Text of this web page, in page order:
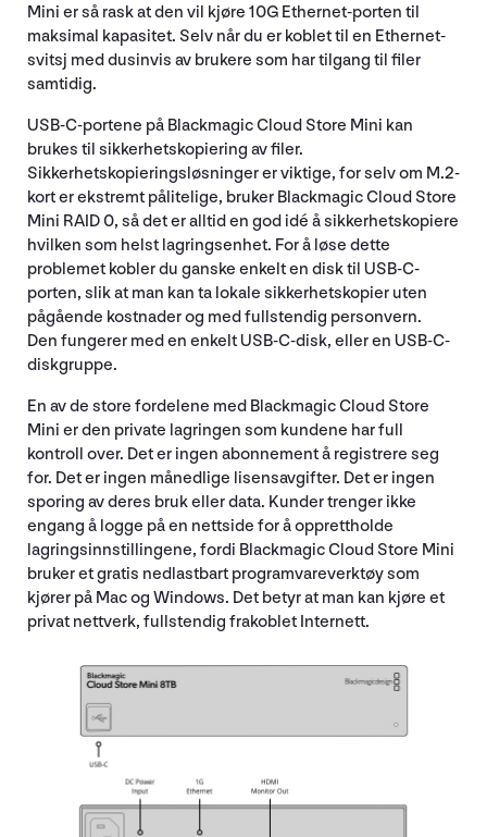
Mini er så rask at den vil kjøre 10G Ethernet-porten til
maksimal kapasitet. Selv når du er koblet til en Ethernet-
svitsj med dusinvis av brukere som har tilgang til filer
samtidig.
USB-C-portene på Blackmagic Cloud Store Mini kan
brukes til sikkerhetskopiering av filer.
Sikkerhetskopieringsløsninger er viktige, for selv om M.2-
kort er ekstremt pålitelige, bruker Blackmagic Cloud Store
Mini RAID 0, så det er alltid en god idé å sikkerhetskopiere
hvilken som helst lagringsenhet. For å løse dette
problemet kobler du ganske enkelt en disk til USB-C-
porten, slik at man kan ta lokale sikkerhetskopier uten
pågående kostnader og med fullstendig personvern.
Den fungerer med en enkelt USB-C-disk, eller en USB-C-
diskgruppe.
En av de store fordelene med Blackmagic Cloud Store
Mini er den private lagringen som kundene har full
kontroll over. Det er ingen abonnement å registrere seg
for. Det er ingen månedlige lisensavgifter. Det er ingen
sporing av deres bruk eller data. Kunder trenger ikke
engang å logge på en nettside for å opprettholde
lagringsinnstillingene, fordi Blackmagic Cloud Store Mini
bruker et gratis nedlastbart programvareverktøy som
kjører på Mac og Windows. Det betyr at man kan kjøre et
privat nettverk, fullstendig frakoblet Internett.